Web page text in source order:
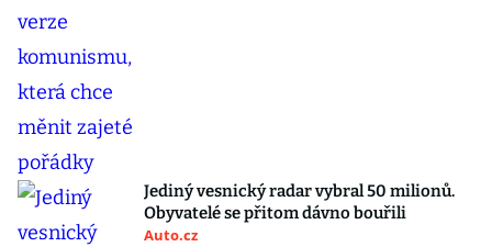
Jediný vesnický radar vybral 50 milionů.
Obyvatelé se přitom dávno bouřili
Auto.cz